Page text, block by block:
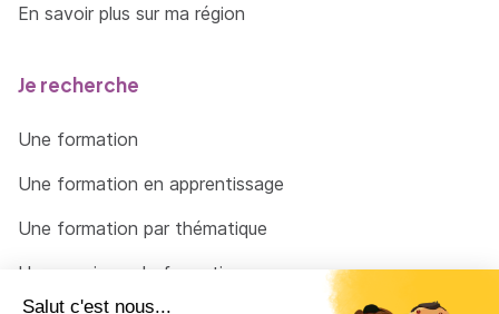
En savoir plus sur ma région
Je recherche
Une formation
Une formation en apprentissage
Une formation par thématique
Un organisme de formation